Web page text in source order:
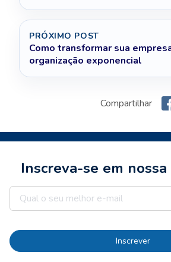
PRÓXIMO POST
Como transformar sua
organização exponencial
Compartilhar
Inscreva-se em
Inscrever